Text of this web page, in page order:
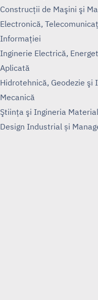
Construcţii de Maşini şi
Electronică,
Informaţiei
Inginerie Electrică,
Aplicată
Hidrotehnică, Geodezie şi
Mecanică
Ştiinţa şi Ingineria
Design Industrial și